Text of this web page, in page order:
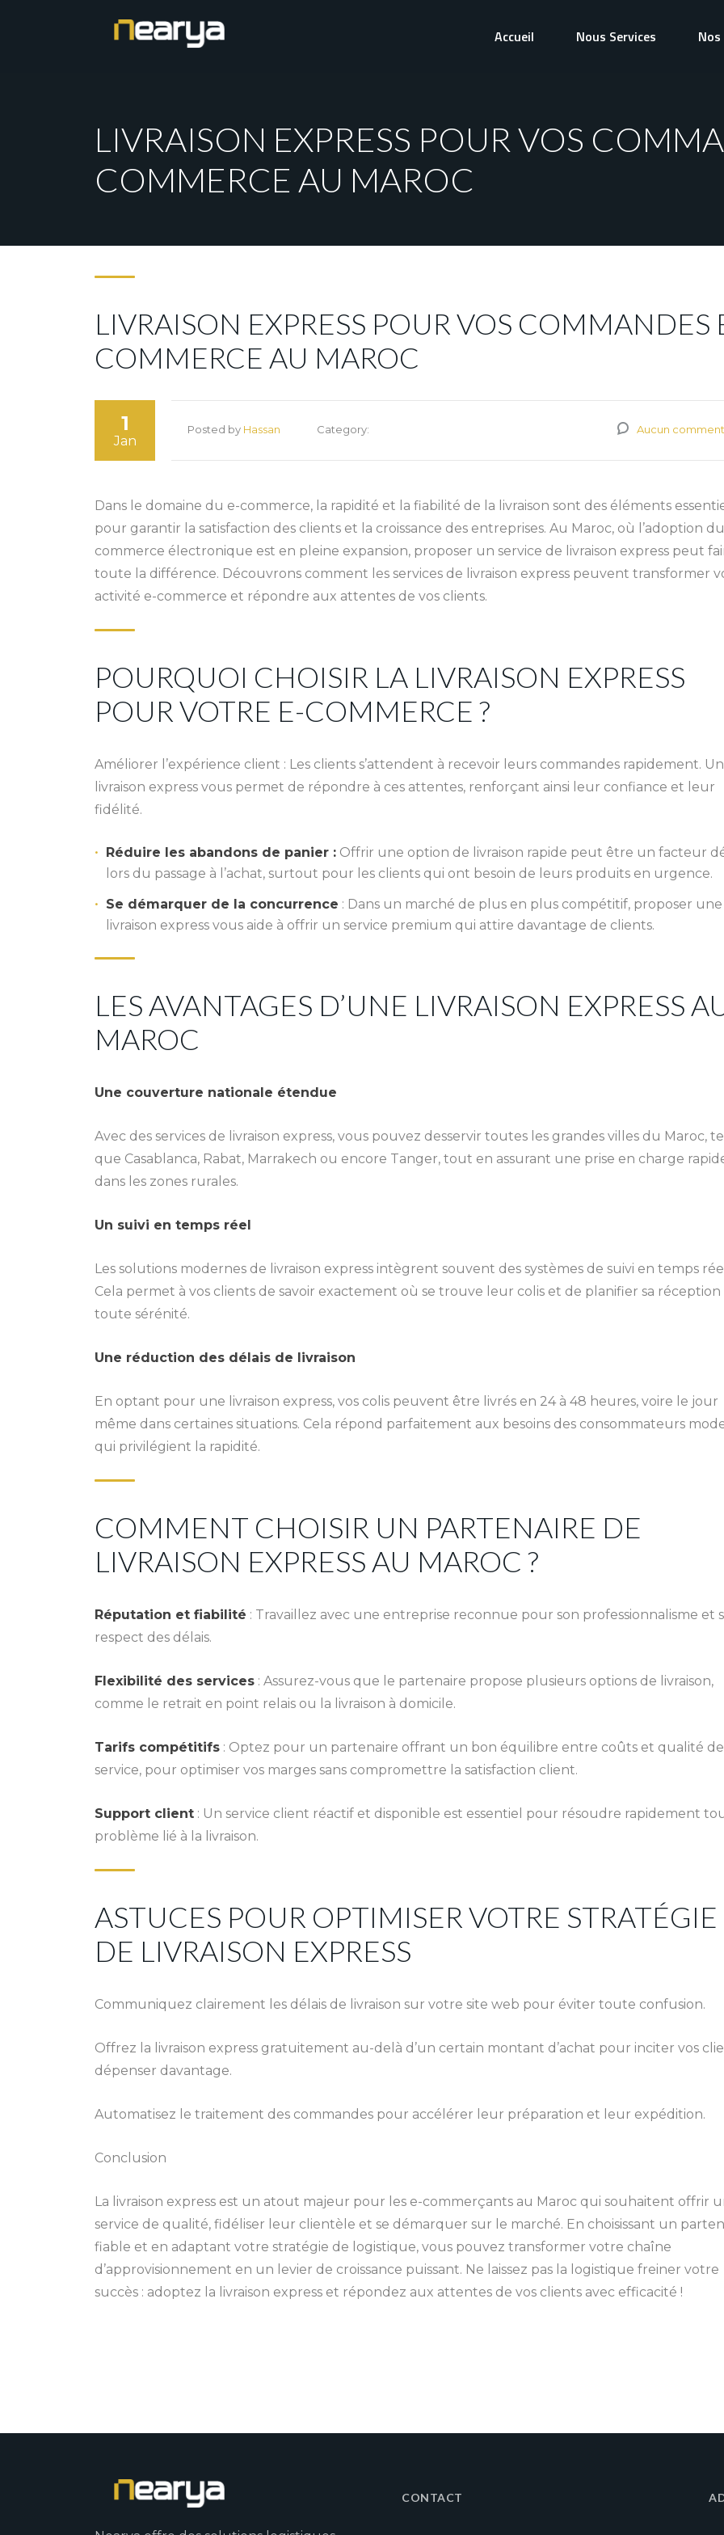
Accueil Nous Services
LIVRAISON EXPRESS POUR VOS
COMMERCE AU MAROC
LIVRAISON EXPRESS POUR VOS COMMANDES
COMMERCE AU MAROC
1
Jan
Posted by Hassan Category: Aucun
Dans le domaine du e-commerce, la rapidité et la fiabilité de la livraison sont des éléments
pour garantir la satisfaction des clients et la croissance des entreprises. Au Maroc, où l’adoption du
commerce électronique est en pleine expansion, proposer un service de livraison express peut
toute la différence. Découvrons comment les services de livraison express peuvent transformer
activité e-commerce et répondre aux attentes de vos clients.
POURQUOI CHOISIR LA LIVRAISON EXPRESS
POUR VOTRE E-COMMERCE ?
Améliorer l’expérience client : Les clients s’attendent à recevoir leurs commandes rapidement.
livraison express vous permet de répondre à ces attentes, renforçant ainsi leur confiance et leur
fidélité.
Réduire les abandons de panier : Offrir une option de livraison rapide peut être un facteur
lors du passage à l’achat, surtout pour les clients qui ont besoin de leurs produits en urgence.
Se démarquer de la concurrence : Dans un marché de plus en plus compétitif, proposer une
livraison express vous aide à offrir un service premium qui attire davantage de clients.
LES AVANTAGES D’UNE LIVRAISON EXPRESS
MAROC
Une couverture nationale étendue
Avec des services de livraison express, vous pouvez desservir toutes les grandes villes du Maroc,
que Casablanca, Rabat, Marrakech ou encore Tanger, tout en assurant une prise en charge
dans les zones rurales.
Un suivi en temps réel
Les solutions modernes de livraison express intègrent souvent des systèmes de suivi en temps
Cela permet à vos clients de savoir exactement où se trouve leur colis et de planifier sa réception
toute sérénité.
Une réduction des délais de livraison
En optant pour une livraison express, vos colis peuvent être livrés en 24 à 48 heures, voire le jour
même dans certaines situations. Cela répond parfaitement aux besoins des consommateurs
qui privilégient la rapidité.
COMMENT CHOISIR UN PARTENAIRE DE
LIVRAISON EXPRESS AU MAROC ?
Réputation et fiabilité : Travaillez avec une entreprise reconnue pour son professionnalisme et
respect des délais.
Flexibilité des services : Assurez-vous que le partenaire propose plusieurs options de livraison,
comme le retrait en point relais ou la livraison à domicile.
Tarifs compétitifs : Optez pour un partenaire offrant un bon équilibre entre coûts et qualité de
service, pour optimiser vos marges sans compromettre la satisfaction client.
Support client : Un service client réactif et disponible est essentiel pour résoudre rapidement
problème lié à la livraison.
ASTUCES POUR OPTIMISER VOTRE STRATÉGIE
DE LIVRAISON EXPRESS
Communiquez clairement les délais de livraison sur votre site web pour éviter toute confusion.
Offrez la livraison express gratuitement au-delà d’un certain montant d’achat pour inciter vos
dépenser davantage.
Automatisez le traitement des commandes pour accélérer leur préparation et leur expédition.
Conclusion
La livraison express est un atout majeur pour les e-commerçants au Maroc qui souhaitent offrir
service de qualité, fidéliser leur clientèle et se démarquer sur le marché. En choisissant un
fiable et en adaptant votre stratégie de logistique, vous pouvez transformer votre chaîne
d’approvisionnement en un levier de croissance puissant. Ne laissez pas la logistique freiner votre
succès : adoptez la livraison express et répondez aux attentes de vos clients avec efficacité !
CONTACT